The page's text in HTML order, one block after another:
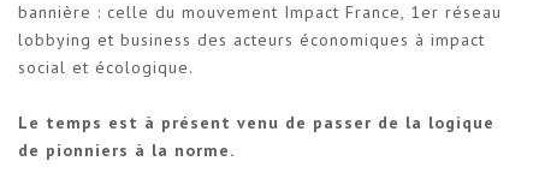
bannière : celle du mouvement Impact France, 1er réseau
lobbying et business des acteurs économiques à impact
social et écologique.
Le temps est à présent venu de passer de la logique
de pionniers à la norme.